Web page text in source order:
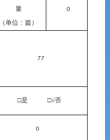
量
（单位：篇）
0
77
□是 □√否
0